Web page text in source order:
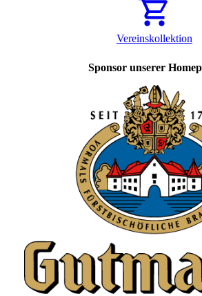
Vereinskollektion
Sponsor unserer